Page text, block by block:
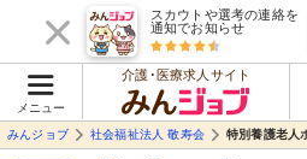
スカウトや選考の連絡を
通知でお知らせ
メニュー
介護･医療求人サイト
みんジョブ
社会福祉法人 敬寿会 特別養護老人